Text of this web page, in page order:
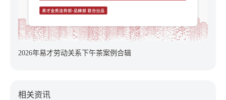
2026年易才劳动关系下午茶案例合辑
相关资讯